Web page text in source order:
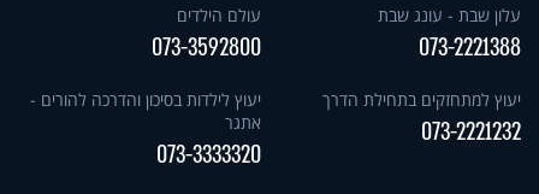
עלון שבת - עונג שבת
073-2221388
עולם הילדים
073-3592800
יעוץ למתחזקים בתחילת הדרך
073-2221232
יעוץ לילדות בסיכון והדרכה להורים -
אתגר
073-3333320